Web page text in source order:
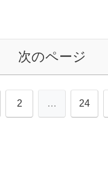
次のページ
2 … 24